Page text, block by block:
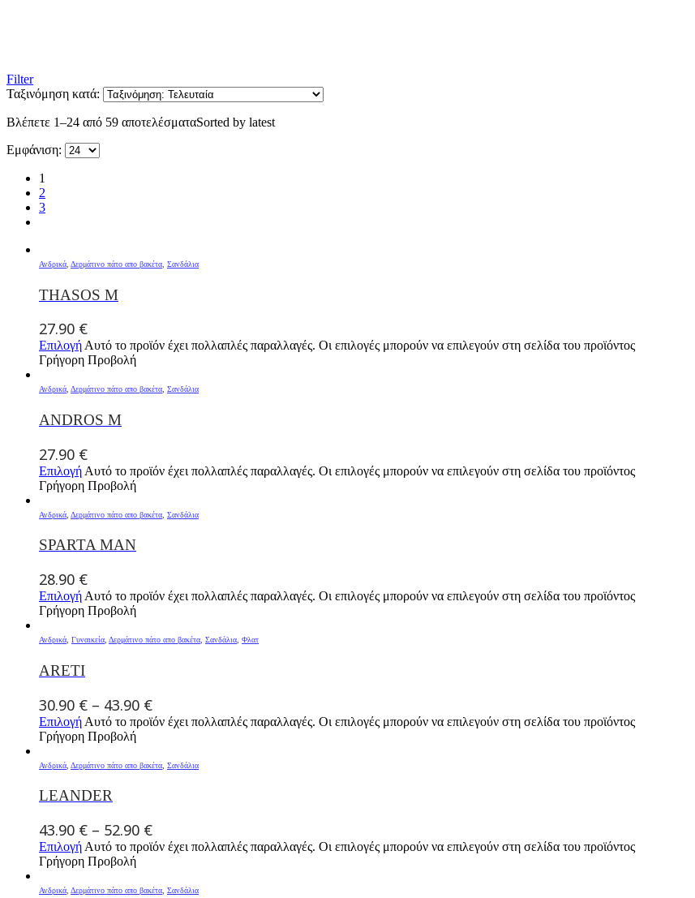
Filter
Ταξινόμηση κατά:
Βλέπετε 1–24 από 59 αποτελέσματαSorted by latest
Εμφάνιση:
1
2
3
Ανδρικά Δερμάτινο πάτο απο βακέτα Σανδάλια
THASOS M
27.90 €
Επιλογή Αυτό το προϊόν έχει πολλαπλές παραλλαγές. Οι επιλογές μπορούν να επιλεγούν στη σελίδα του προϊόντος
Γρήγορη Προβολή
Ανδρικά, Δερμάτινο πάτο απο βακέτα, Σανδάλια
ANDROS M
27.90 €
Επιλογή Αυτό το προϊόν έχει πολλαπλές παραλλαγές. Οι επιλογές μπορούν να επιλεγούν στη σελίδα του προϊόντος
Γρήγορη Προβολή
Ανδρικά Δερμάτινο πάτο απο βακέτα Σανδάλια
SPARTA MAN
28.90 €
Επιλογή Αυτό το προϊόν έχει πολλαπλές παραλλαγές. Οι επιλογές μπορούν να επιλεγούν στη σελίδα του προϊόντος
Γρήγορη Προβολή
Ανδρικά Γυναικεία Δερμάτινο πάτο απο βακέτα Σανδάλια Φλατ
ARETI
30.90 € – 43.90 €
Επιλογή Αυτό το προϊόν έχει πολλαπλές παραλλαγές. Οι επιλογές μπορούν να επιλεγούν στη σελίδα του προϊόντος
Γρήγορη Προβολή
Ανδρικά Δερμάτινο πάτο απο βακέτα Σανδάλια
LEANDER
43.90 € – 52.90 €
Επιλογή Αυτό το προϊόν έχει πολλαπλές παραλλαγές. Οι επιλογές μπορούν να επιλεγούν στη σελίδα του προϊόντος
Γρήγορη Προβολή
Ανδρικά Δερμάτινο πάτο απο βακέτα Σανδάλια